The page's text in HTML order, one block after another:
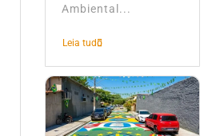
Ambiental...
Leia tudo